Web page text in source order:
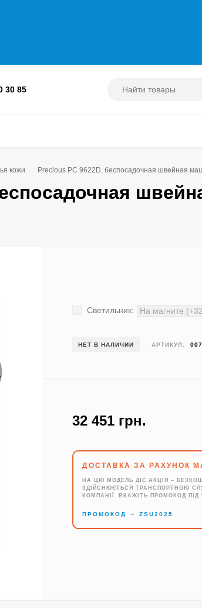
30 85
кожи Precious PC 9622D, беспосадочная швейная
Светильник:
НЕТ В НАЛИЧИИ АРТИКУЛ:
32 451 грн.
ДОСТАВКА ЗА РАХУНОК
НА ЦЮ МОДЕЛЬ ДІЄ АКЦІЯ –
ЗДІЙСНЮЄТЬСЯ ТРАНСПОРТНОЮ
КОМПАНІЇ. ВКАЖІТЬ ПРОМОКОД
ПРОМОКОД → ZSU2025